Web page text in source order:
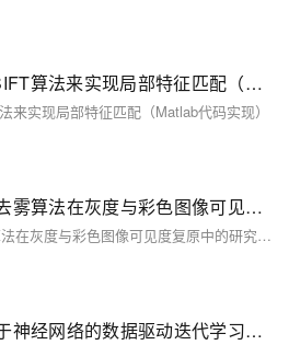
使用哈里斯角Harris和SIFT算法来实现局部特征匹配（Matlab代码实现）
来实现局部特征匹配（Matlab代码实现）
基于导向滤波的暗通道去雾算法在灰度与彩色图像可见度复原中的研究（Matlab代码实现）
基于导向滤波的暗通道去雾算法在灰度与彩色图像可见度复原中的研究（Matlab代码实现）
【无人车路径跟踪】基于神经网络的数据驱动迭代学习控制(ILC)算法，用于具有未知模型和重复任务的非线性单输入单输出(SISO)离散时间系统的无人车的路径跟踪（Matlab代码实现）